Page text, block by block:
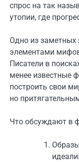
спрос на так
утопии, где
Одно из заметных
элементами
Писатели в
менее известные
построить свои
но
Что обсуждают в